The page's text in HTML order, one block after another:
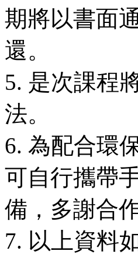
期將以書面
還。
5. 是次課程
法。
6. 為配合環
可自行攜帶
備，多謝合作
7. 以上資料